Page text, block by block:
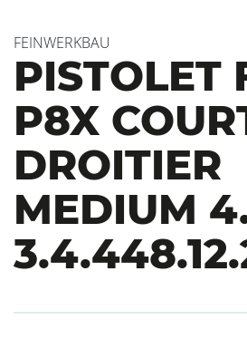
FEINWERKBAU
PISTOLET
P8X
DROITIER
MEDIUM